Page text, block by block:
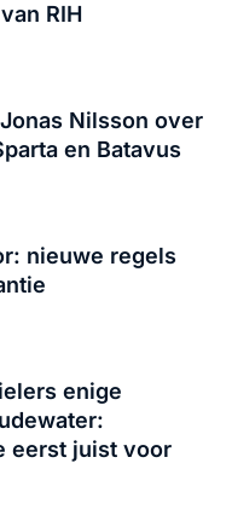
RIH
Nilsson over
en Batavus
nieuwe regels
enige
eerst juist voor